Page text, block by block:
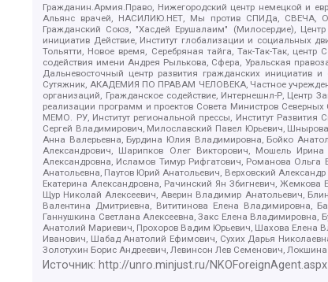
Гражданин.Армия.Право, Нижегородский центр немецкой и
Альянс врачей, НАСИЛИЮ.НЕТ, Мы против СПИДа, СВЕЧА,
Гражданский Союз, "Хасдей Ерушалаим" (Милосердие),
инициатив Действие, Институт глобализации и
Тольятти, Новое время, Серебряная тайга, Так-Так-Так,
содействия имени Андрея Рылькова, Сфера, Уральская
Дальневосточный центр развития гражданских инициатив
Сутяжник, АКАДЕМИЯ ПО ПРАВАМ ЧЕЛОВЕКА, Частное
организаций, Гражданское содействие, Интернешнл-Р, Центр
реализации программ и проектов Совета Министров
МЕМО. РУ, Институт региональной прессы, Институт
Сергей Владимирович, Милославский Павел Юрьевич,
Анна Валерьевна, Бурдина Юлия Владимировна, Бойко
Александрович, Шарипков Олег Викторович, Мошель
Александровна, Исламов Тимур Рифгатович, Романова Ольга
Анатольевна, Паутов Юрий Анатольевич, Верховский
Екатерина Александровна, Рачинский Ян Збигневич,
Щур Николай Алексеевич, Аверин Владимир Анатольевич,
Валентина Дмитриевна, Вититинова Елена Владимировна,
Ганнушкина Светлана Алексеевна, Закс Елена
Анатолий Мариевич, Прохоров Вадим Юрьевич, Шахова Елена
Иванович, Шабад Анатолий Ефимович, Сухих Дарья
Золотухин Борис Андреевич, Левинсон Лев Семенович,
Источник: http://unro.minjust.ru/NKOForeignAgent.aspx